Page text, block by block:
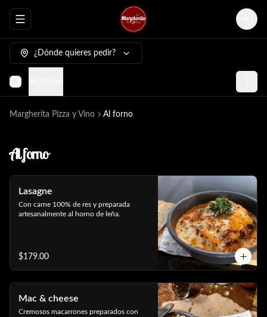
Abrir menu de navegación Login
¿Dónde quieres pedir?
Margherita Pizza y Vino Al forno
Al forno
Lasagne
Con carne 100% de res y preparada
artesanalmente al horno de leña.
$179.00
Mac & cheese
Cremosos macarrones preparados con